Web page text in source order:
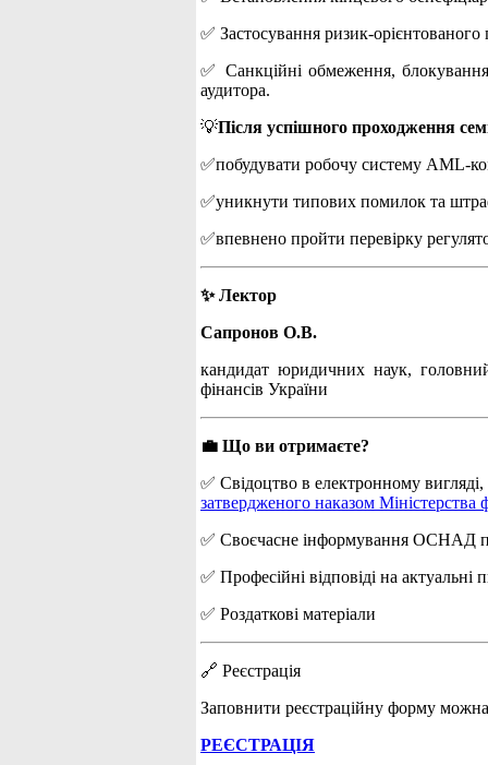
✅ Застосування ризик-орієнтованого
✅ Санкційні обмеження, блокування
аудитора.
💡Після успішного проходження
✅побудувати робочу систему AML-
✅уникнути типових помилок та
✅впевнено пройти перевірку
✨ Лектор
Сапронов О.В.
кандидат юридичних наук, головний
фінансів України
💼 Що ви отримаєте?
✅ Свідоцтво в електронному вигляді,
затвердженого наказом
✅ Своєчасне інформування ОСНАД
✅ Професійні відповіді на актуальні
✅ Роздаткові матеріали
🔗 Реєстрація
Заповнити реєстраційну форму
РЕЄСТРАЦІЯ